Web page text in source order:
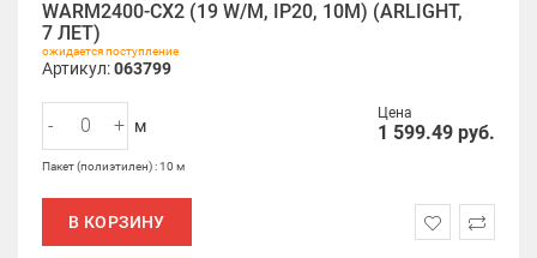
WARM2400-CX2 (19 W/M, IP20, 10M) (ARLIGHT,
7 ЛЕТ)
ожидается поступление
Артикул:063799
Цена
1 599.49 руб.
- + м
Пакет (полиэтилен) : 10 м
В КОРЗИНУ